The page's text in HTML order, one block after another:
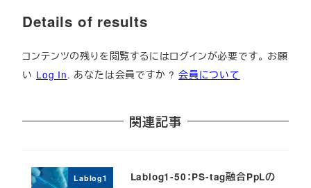
Details of results
コンテンツの残りを閲覧するにはログインが必要です。 お願
い Log In. あなたは会員ですか ?会員について
関連記事
Lablog1
Lablog1-50：PS-tag融合PpLの